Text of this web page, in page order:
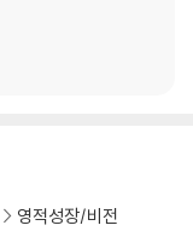
영적성장/비전